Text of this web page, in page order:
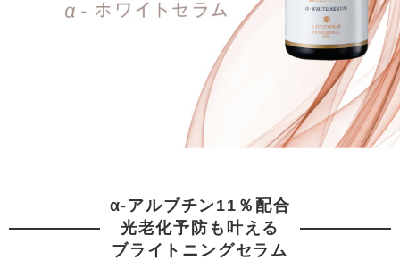
α-アルブチン11％配合
光老化予防も叶える
ブライトニングセラム